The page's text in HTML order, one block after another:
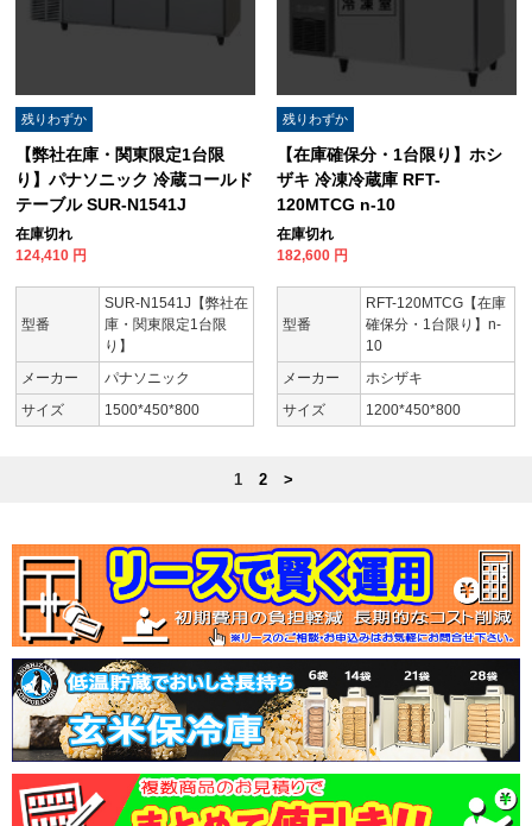
残りわずか
【弊社在庫・関東限定1台限
り】パナソニック 冷蔵コールド
テーブル SUR-N1541J
在庫切れ
124,410 円
型番
SUR-N1541J【弊社在
庫・関東限定1台限
り】
メーカー
パナソニック
サイズ
1500*450*800
残りわずか
【在庫確保分・1台限り】ホシ
ザキ 冷凍冷蔵庫 RFT-
120MTCG n-10
在庫切れ
182,600 円
型番
RFT-120MTCG【在庫
確保分・1台限り】n-
10
メーカー
ホシザキ
サイズ
1200*450*800
1 2 >